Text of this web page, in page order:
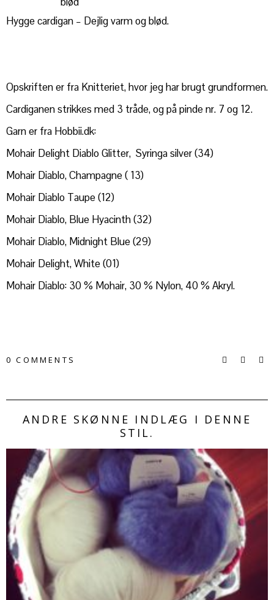
Hygge cardigan – Dejlig varm og blød.
Opskriften er fra Knitteriet, hvor jeg har brugt grundformen.
Cardiganen strikkes med 3 tråde, og på pinde nr. 7 og 12.
Garn er fra Hobbii.dk:
Mohair Delight Diablo Glitter, Syringa silver (34)
Mohair Diablo, Champagne ( 13)
Mohair Diablo Taupe (12)
Mohair Diablo, Blue Hyacinth (32)
Mohair Diablo, Midnight Blue (29)
Mohair Delight, White (01)
Mohair Diablo: 30 % Mohair, 30 % Nylon, 40 % Akryl.
0 COMMENTS
ANDRE SKØNNE INDLÆG I DENNE
STIL.